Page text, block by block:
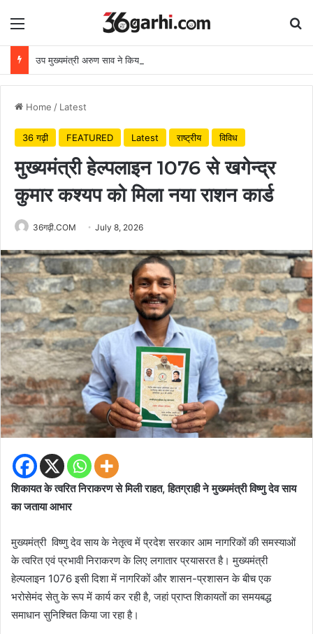
Menu
Home / Latest
36 गढ़ी FEATURED Latest राष्ट्रीय विविध
मुख्यमंत्री हेल्पलाइन 1076 से खगेन्द्र
कुमार कश्यप को मिला नया राशन कार्ड
36गढ़ी.COM July 8, 2026
शिकायत के त्वरित निराकरण से मिली राहत, हितग्राही ने मुख्यमंत्री विष्णु देव साय
का जताया आभार
मुख्यमंत्री विष्णु देव साय के नेतृत्व में प्रदेश सरकार आम नागरिकों की समस्याओं
के त्वरित एवं प्रभावी निराकरण के लिए लगातार प्रयासरत है। मुख्यमंत्री
हेल्पलाइन 1076 इसी दिशा में नागरिकों और शासन-प्रशासन के बीच एक
भरोसेमंद सेतु के रूप में कार्य कर रही है, जहां प्राप्त शिकायतों का समयबद्ध
समाधान सुनिश्चित किया जा रहा है।